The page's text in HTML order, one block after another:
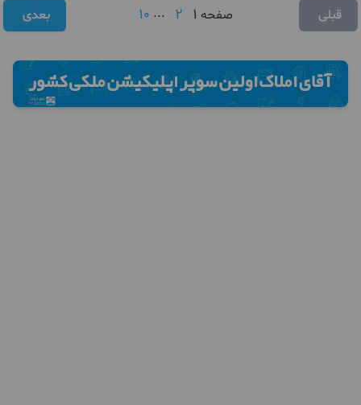
قبلی صفحه 1
2
...
10 بعدی